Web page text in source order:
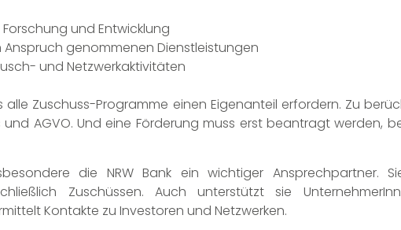
und Entwicklung
genommenen Dienstleistungen
und Netzwerkaktivitäten
alle Zuschuss-Programme einen Eigenanteil erfordern. Zu
und AGVO. Und eine Förderung muss erst beantragt werden,
die NRW Bank ein wichtiger Ansprechpartner.
Zuschüssen. Auch unterstützt sie
Kontakte zu Investoren und Netzwerken.